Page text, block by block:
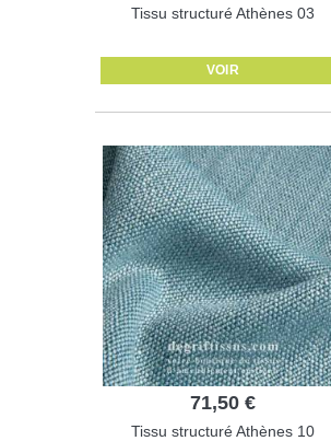
Tissu structuré Athènes 03
VOIR
71,50 €
Tissu structuré Athènes 10